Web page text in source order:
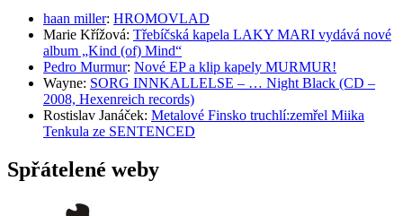
haan miller: HROMOVLAD
Marie Křížová: Třebíčská kapela LAKY MARI vydává nové
album „Kind (of) Mind“
Pedro Murmur: Nové EP a klip kapely MURMUR!
Wayne: SORG INNKALLELSE – … Night Black (CD –
2008, Hexenreich records)
Rostislav Janáček: Metalové Finsko truchlí:zemřel Miika
Tenkula ze SENTENCED
Spřátelené weby